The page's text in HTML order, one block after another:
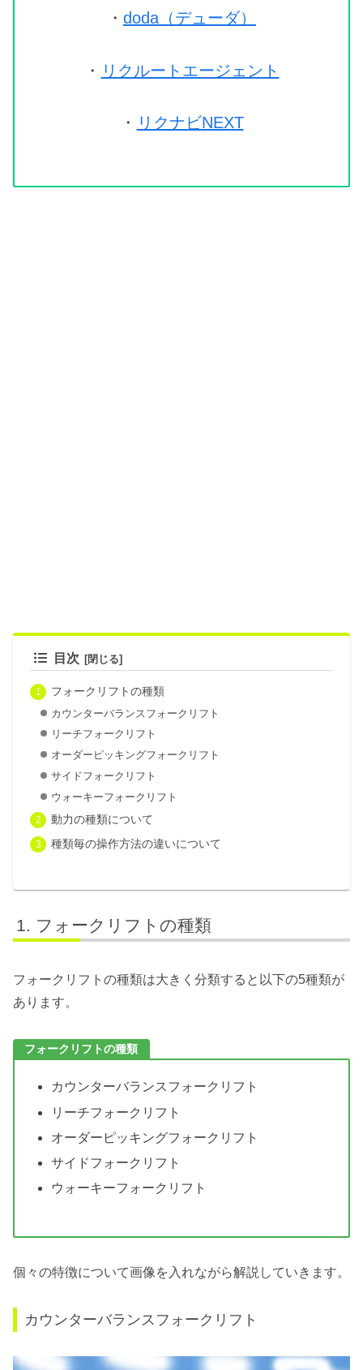
・ doda（デューダ）
・ リクルートエージェント
・ リクナビNEXT
目次
フォークリフトの種類
カウンターバランスフォークリフト
リーチフォークリフト
オーダーピッキングフォークリフト
サイドフォークリフト
ウォーキーフォークリフト
動力の種類について
種類毎の操作方法の違いについて
フォークリフトの種類
フォークリフトの種類は大きく分類すると以下の5種類が
あります。
フォークリフトの種類
カウンターバランスフォークリフト
リーチフォークリフト
オーダーピッキングフォークリフト
サイドフォークリフト
ウォーキーフォークリフト
個々の特徴について画像を入れながら解説していきます。
カウンターバランスフォークリフト